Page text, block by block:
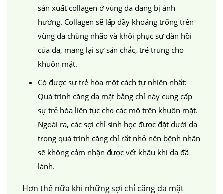
sản xuất collagen ở vùng da đang bị ảnh
hưởng. Collagen sẽ lấp đầy khoảng trống trên
vùng da chùng nhão và khôi phục sự đàn hồi
của da, mang lại sự săn chắc, trẻ trung cho
khuôn mặt.
Có được sự trẻ hóa một cách tự nhiên nhất:
Quá trình căng da mặt bằng chỉ này cung cấp
sự trẻ hóa liên tục cho các mô trên khuôn mặt.
Ngoài ra, các sợi chỉ sinh học được đặt dưới da
trong quá trình căng chỉ rất nhỏ nên bệnh nhân
sẽ không cảm nhận được vết khâu khi da đã
lành.
Hơn thế nữa khi những sợi chỉ căng da mặt